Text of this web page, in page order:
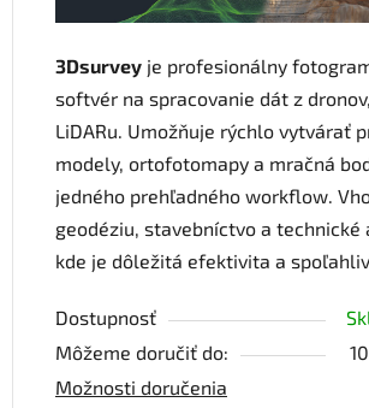
3Dsurvey je profesionálny
softvér na spracovanie dát z
LiDARu. Umožňuje rýchlo vytvárať
modely, ortofotomapy a mračná
jedného prehľadného workflow.
geodéziu, stavebníctvo a technické
kde je dôležitá efektivita a
Dostupnosť
Môžeme doručiť do:
Možnosti doručenia